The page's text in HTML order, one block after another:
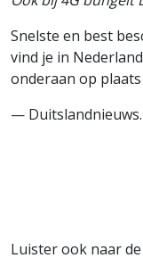
Snelste en best
vind je in
onderaan op plaats
—
Luister ook naar